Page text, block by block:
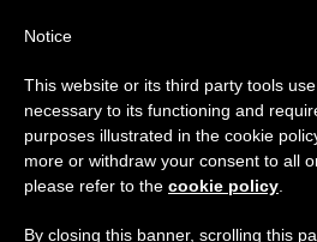
TAG
Notice
This website or its third party tools
necessary to its functioning and
purposes illustrated in the cookie
more or withdraw your consent to all
please refer to the cookie policy
By closing this banner, scrolling this